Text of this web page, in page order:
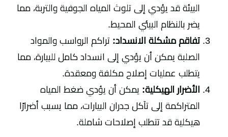
البيئة قد يؤدي إلى تلوث المياه الجوفية والتربة، مما
يضر بالنظام البيئي المحيط.
تفاقم مشكلة الانسداد: تراكم الرواسب والمواد
الصلبة يمكن أن يؤدي إلى انسداد كامل للبيارة، مما
يتطلب عمليات إصلاح مكلفة ومعقدة.
الأضرار الهيكلية: يمكن أن يؤدي ضغط المياه
المتراكمة إلى تآكل جدران البيارات، مما يسبب أضرارًا
هيكلية قد تتطلب إصلاحات شاملة.